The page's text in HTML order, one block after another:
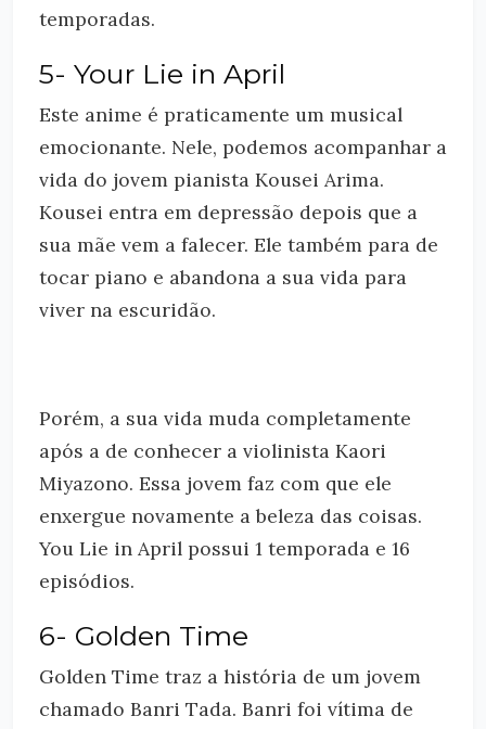
temporadas.
5- Your Lie in April
Este anime é praticamente um musical
emocionante. Nele, podemos acompanhar a
vida do jovem pianista Kousei Arima.
Kousei entra em depressão depois que a
sua mãe vem a falecer. Ele também para de
tocar piano e abandona a sua vida para
viver na escuridão.
Porém, a sua vida muda completamente
após a de conhecer a violinista Kaori
Miyazono. Essa jovem faz com que ele
enxergue novamente a beleza das coisas.
You Lie in April possui 1 temporada e 16
episódios.
6- Golden Time
Golden Time traz a história de um jovem
chamado Banri Tada. Banri foi vítima de